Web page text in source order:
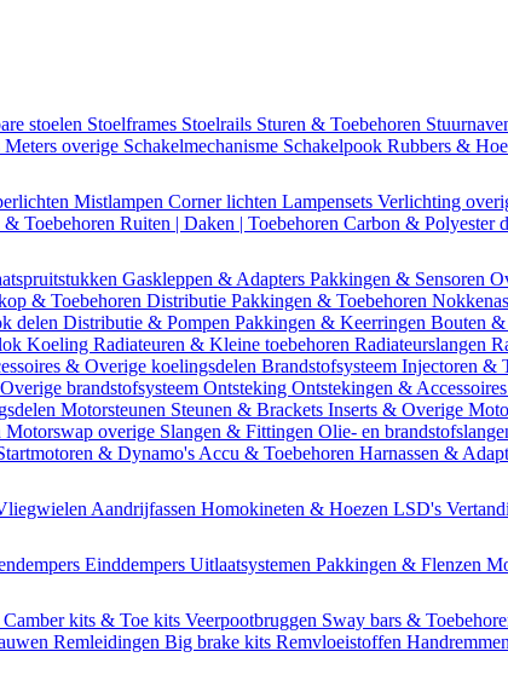
stoelen Stoelframes Stoelrails Sturen & Toebehoren
Meters overige Schakelmechanisme Schakelpook Rubbers &
Mistlampen Corner lichten Lampensets Verlichting
Toebehoren Ruiten | Daken | Toebehoren Carbon & Polyester
Gaskleppen & Adapters Pakkingen & Sensoren
& Toebehoren Distributie Pakkingen & Toebehoren
delen Distributie & Pompen Pakkingen & Keerringen Bouten
Koeling Radiateuren & Kleine toebehoren Radiateurslangen
& Overige koelingsdelen Brandstofsysteem Injectoren &
Overige brandstofsysteem Ontsteking Ontstekingen & Accessoires
Motorsteunen Steunen & Brackets Inserts & Overige
Motorswap overige Slangen & Fittingen Olie- en
& Dynamo's Accu & Toebehoren Harnassen &
Aandrijfassen Homokineten & Hoezen LSD's
Einddempers Uitlaatsystemen Pakkingen & Flenzen
Camber kits & Toe kits Veerpootbruggen Sway bars &
Remleidingen Big brake kits Remvloeistoffen Handremmen